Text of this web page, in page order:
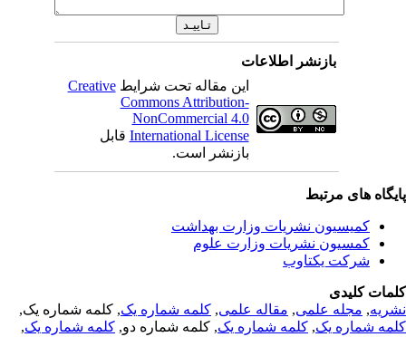
بازنشر اطلاعات
این مقاله تحت شرایطCreative
Commons Attribution-
NonCommercial 4.0
International Licenseقابل
بازنشر است.
های مرتبط
کمیسیون نشریات وزارت بهداشت
کمسیون نشریات وزارت علوم
شرکت یکتاوب
کلیدی
,مجله علمی, مقاله علمی, کلمه شماره یک, کلمه شماره یک,
شماره یک,کلمه شماره یک, کلمه شماره دو,کلمه شماره یک,